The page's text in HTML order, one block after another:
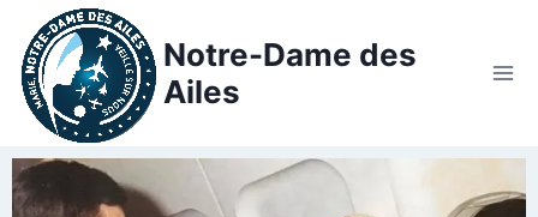
Notre-Dame des
Ailes